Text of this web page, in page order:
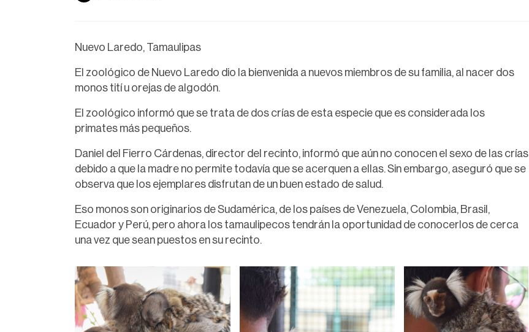
Nuevo Laredo, Tamaulipas
El zoológico de Nuevo Laredo dio la bienvenida a nuevos miembros de su familia, al nacer dos
monos tití u orejas de algodón.
El zoológico informó que se trata de dos crías de esta especie que es considerada los
primates más pequeños.
Daniel del Fierro Cárdenas, director del recinto, informó que aún no conocen el sexo de las crías
debido a que la madre no permite todavía que se acerquen a ellas. Sin embargo, aseguró que se
observa que los ejemplares disfrutan de un buen estado de salud.
Eso monos son originarios de Sudamérica, de los países de Venezuela, Colombia, Brasil,
Ecuador y Perú, pero ahora los tamaulipecos tendrán la oportunidad de conocerlos de cerca
una vez que sean puestos en su recinto.